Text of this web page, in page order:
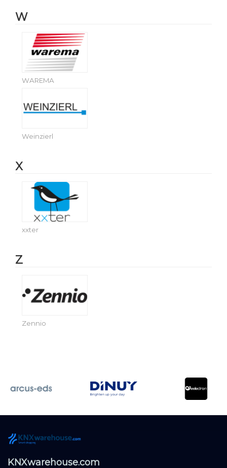
W
WAREMA
Weinzierl
X
xxter
Z
Zennio
KNXwarehouse.com